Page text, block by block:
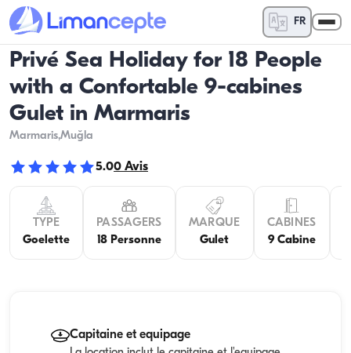
FR
Privé Sea Holiday for 18 People
with a Confortable 9-cabines
Gulet in Marmaris
Marmaris,Muğla
5.00 Avis
TYPE
Goelette
PASSAGERS
18 Personne
MARQUE
Gulet
CABINES
9 Cabine
Capitaine et equipage